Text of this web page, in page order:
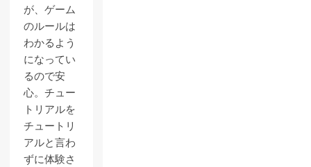
が、ゲーム
のルールは
わかるよう
になってい
るので安
心。チュー
トリアルを
チュートリ
アルと言わ
ずに体験さ